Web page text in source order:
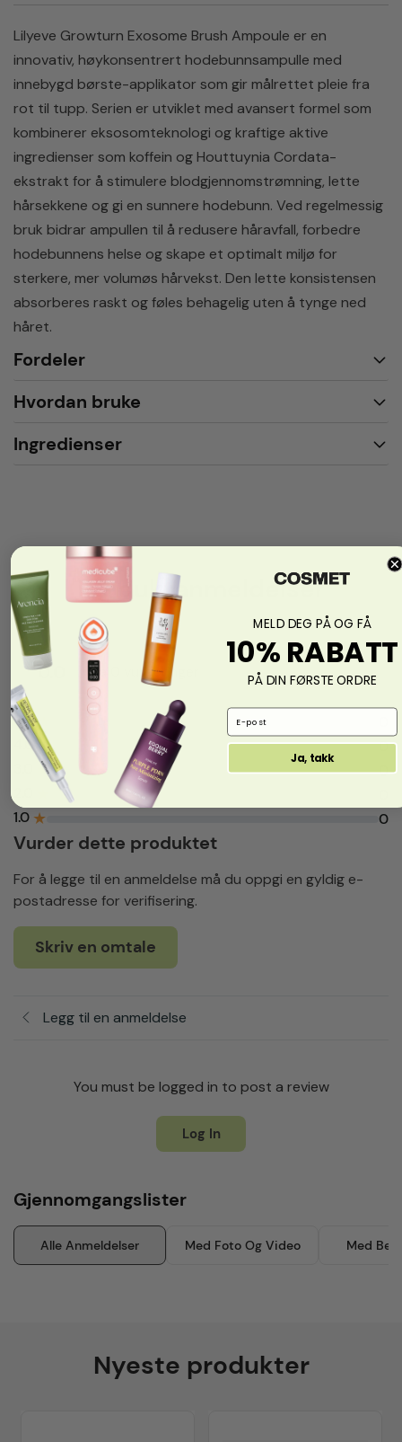
Lilyeve Growturn Exosome Brush Ampoule er en
innovativ, høykonsentrert hodebunnsampulle med
innebygd børste-applikator som gir målrettet pleie fra
rot til tupp. Serien er utviklet med avansert formel som
kombinerer eksosomteknologi og kraftige aktive
ingredienser som koffein og Houttuynia Cordata-
ekstrakt for å stimulere blodgjennomstrømning, lette
hårsekkene og gi en sunnere hodebunn. Ved regelmessig
bruk bidrar ampullen til å redusere håravfall, forbedre
hodebunnens helse og skape et optimalt miljø for
sterkere, mer volumøs hårvekst. Den lette konsistensen
absorberes raskt og føles behagelig uten å tynge ned
håret.
Fordeler
Hvordan bruke
Ingredienser
Produktanmeldelser
0.0 fra 0 vurderinger
5.0★
4.0★
0
★
0
1.0 ★ 0
Vurder dette produktet
For å legge til en anmeldelse må du oppgi en gyldig e-
postadresse for verifisering.
Skriv en omtale
Legg til en anmeldelse
You must be logged in to post a review
Log In
Gjennomgangslister
Alle Anmeldelser Med Foto Og Video Med
Nyeste produkter
MELD DEG PÅ OG FÅ
10% RABATT
PÅ DIN FØRSTE ORDRE
Email Address
Ja, takk